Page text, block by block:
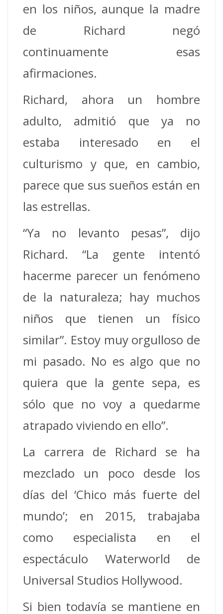
en los niños, aunque la madre
de Richard negó
continuamente esas
afirmaciones.
Richard, ahora un hombre
adulto, admitió que ya no
estaba interesado en el
culturismo y que, en cambio,
parece que sus sueños están en
las estrellas.
“Ya no levanto pesas”, dijo
Richard. “La gente intentó
hacerme parecer un fenómeno
de la naturaleza; hay muchos
niños que tienen un físico
similar”. Estoy muy orgulloso de
mi pasado. No es algo que no
quiera que la gente sepa, es
sólo que no voy a quedarme
atrapado viviendo en ello”.
La carrera de Richard se ha
mezclado un poco desde los
días del ‘Chico más fuerte del
mundo’; en 2015, trabajaba
como especialista en el
espectáculo Waterworld de
Universal Studios Hollywood.
Si bien todavía se mantiene en